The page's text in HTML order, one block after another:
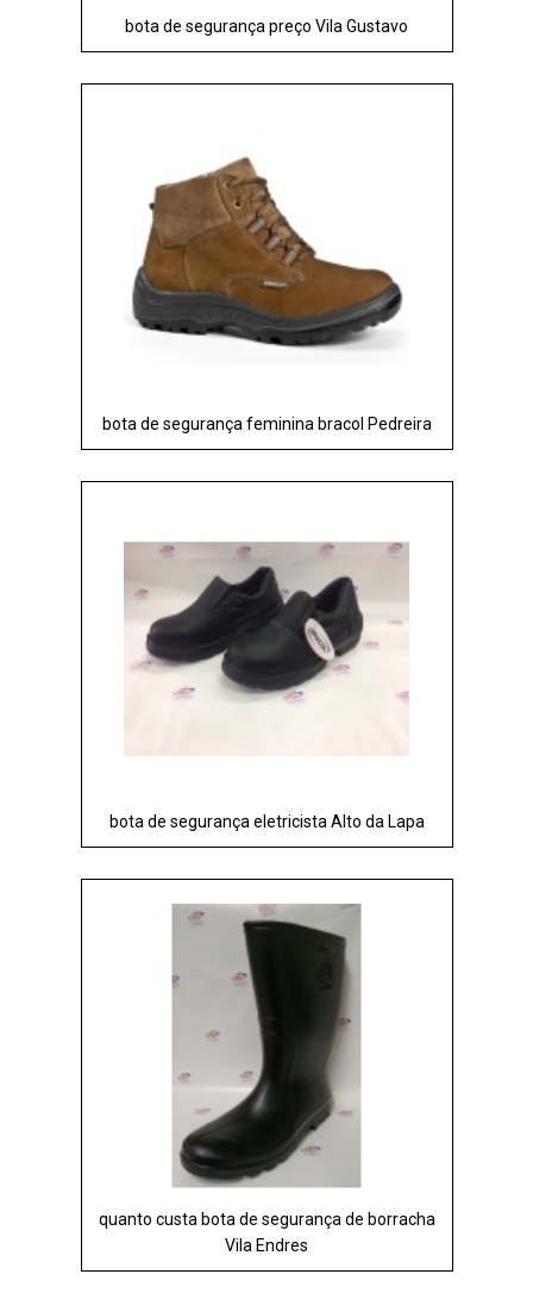
bota de segurança preço Vila Gustavo
bota de segurança feminina bracol Pedreira
bota de segurança eletricista Alto da Lapa
quanto custa bota de segurança de borracha
Vila Endres